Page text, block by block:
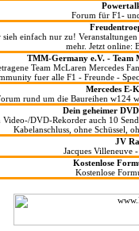
Forum für F1-
einfach nur zu!
mehr. Jetzt online:
TMM-Germany e.V. - Team
Team McLaren Mercedes
fuer alle F1 - Freunde -
Mercedes E-
rund um die Baureihen w124
Dein geheimer
Video-/DVD-Rekorder auch 10
Kabelanschluss, ohne Schüssel,
JV
Jacques Villeneuve
Kostenlose
Kostenlose